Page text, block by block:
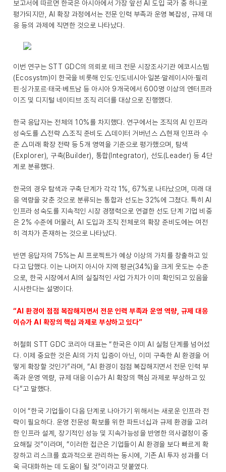
보고서에 따르면 한국은 아시아에서 가장 앞선 AI 도입 국가 중 하나로
평가되지만, AI 확장 과정에서는 전문 인력 부족과 운영 복잡성, 규제 대
응 등의 과제에 직면한 것으로 나타났다.
이번 연구는 STT GDC의 의뢰로 테크 전문 시장조사기관 에코시스템
(Ecosystm)이 한국을 비롯해 인도·인도네시아·일본·말레이시아·필리
핀·싱가포르·태국·베트남 등 아시아 9개국에서 600명 이상의 엔터프라
이즈 및 디지털 네이티브 조직 리더를 대상으로 진행했다.
한국 응답자는 전체의 10%를 차지했다. 연구에서는 조직의 AI 인프라
성숙도를 △전략 △조직 준비도 △데이터 거버넌스 △현재 인프라 수
준 △미래 확장 전략 등 5개 영역을 기준으로 평가했으며, 탐색
(Explorer), 구축(Builder), 통합(Integrator), 선도(Leader) 등 4단
계로 분류했다.
한국의 경우 탐색과 구축 단계가 각각 1%, 67%로 나타났으며, 미래 대
응 역량을 갖춘 것으로 분류되는 통합과 선도는 32%에 그쳤다. 특히 AI
인프라 성숙도를 지속적인 시장 경쟁력으로 연결한 선도 단계 기업 비중
은 2% 수준에 머물러, AI 도입과 조직 전체로의 확장 준비도에는 여전
히 격차가 존재하는 것으로 나타났다.
반면 응답자의 75%는 AI 프로젝트가 예상 이상의 가치를 창출하고 있
다고 답했다. 이는 나머지 아시아 지역 평균(34%)을 크게 웃도는 수준
으로, 한국 시장에서 AI의 실질적인 사업 가치가 이미 확인되고 있음을
시사한다는 설명이다.
“AI 환경이 점점 복잡해지면서 전문 인력 부족과 운영 역량, 규제 대응
이슈가 AI 확장의 핵심 과제로 부상하고 있다”
허철회 STT GDC 코리아 대표는 “한국은 이미 AI 실험 단계를 넘어섰
다. 이제 중요한 것은 AI의 가치 입증이 아닌, 이미 구축한 AI 환경을 어
떻게 확장할 것인가”라며, “AI 환경이 점점 복잡해지면서 전문 인력 부
족과 운영 역량, 규제 대응 이슈가 AI 확장의 핵심 과제로 부상하고 있
다”고 말했다.
이어 “한국 기업들이 다음 단계로 나아가기 위해서는 새로운 인프라 전
략이 필요하다. 운영 전문성 확보를 위한 파트너십과 규제 환경을 고려
한 인프라 설계, 장기적인 성능 및 지속가능성을 반영한 의사결정이 중
요해질 것”이라며, “이러한 접근은 기업들이 AI 환경을 보다 빠르게 확
장하고 리스크를 효과적으로 관리하는 동시에, 기존 AI 투자 성과를 더
욱 극대화하는 데 도움이 될 것”이라고 덧붙였다.